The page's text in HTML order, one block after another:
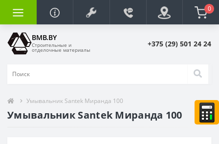
0
BMB.BY
Строительные и
отделочные материалы
+375 (29) 501 24 24
Умывальник Santek Миранда 100
Умывальник Santek Миранда 100